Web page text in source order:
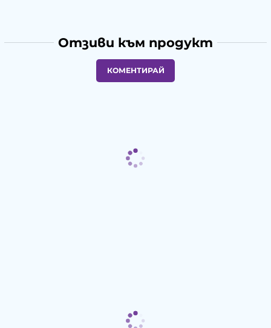
Отзиви към продукт
КОМЕНТИРАЙ